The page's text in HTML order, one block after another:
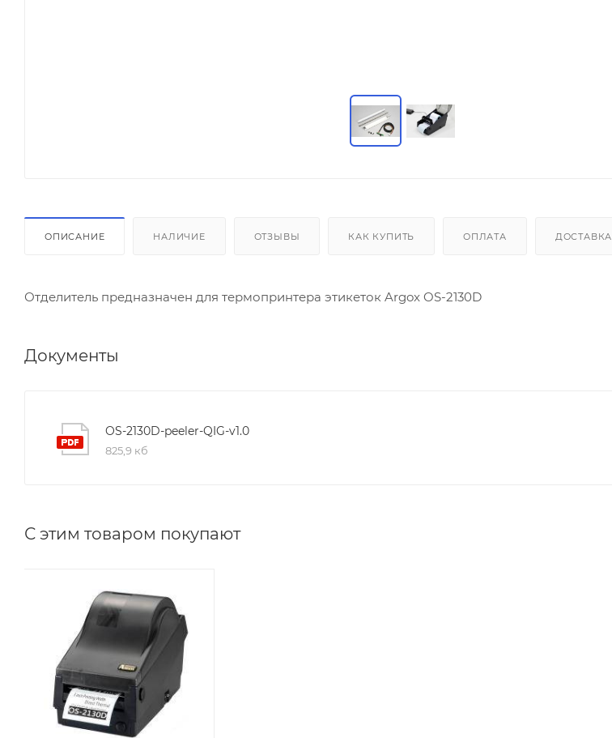
ОПИСАНИЕ НАЛИЧИЕ ОТЗЫВЫ КАК КУПИТЬ ОПЛАТА ДОСТАВКА
Отделитель предназначен для термопринтера этикеток Argox OS-2130D
Документы
OS-2130D-peeler-QIG-v1.0
825,9 кб
С этим товаром покупают